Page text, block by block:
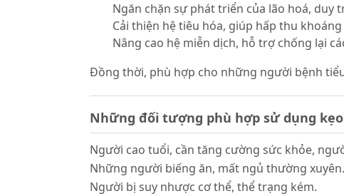
Ngăn chặn sự phát triển của lão hoá,
Cải thiện hệ tiêu hóa, giúp hấp thu
Nâng cao hệ miễn dịch, hỗ trợ chống lại
Đồng thời, phù hợp cho những người bệnh
Những đối tượng phù hợp sử dụng
Người cao tuổi, cần tăng cường sức khỏe,
Những người biếng ăn, mất ngủ thường xuyên.
Người bị suy nhược cơ thể, thể trạng kém.